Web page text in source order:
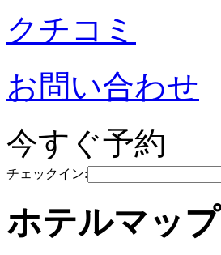
クチコミ
お問い合わせ
今すぐ予約
チェックイン:
ホテルマップ